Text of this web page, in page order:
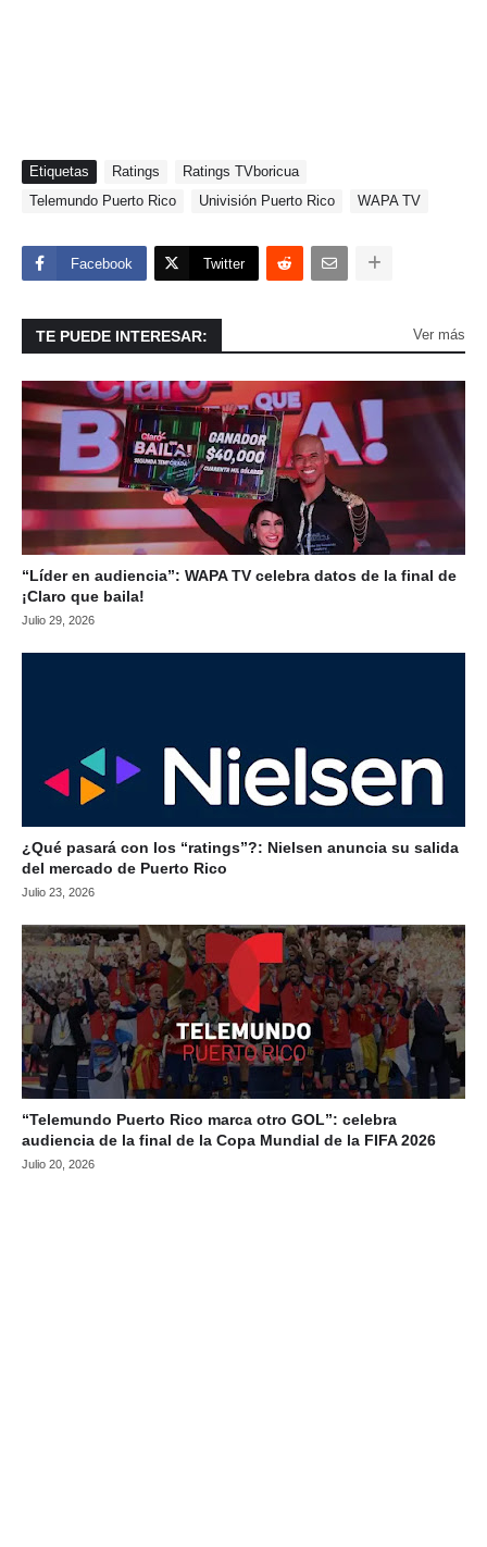
Etiquetas Ratings
Ratings TVboricua
Telemundo Puerto Rico
Univisión Puerto Rico WAPA TV
Facebook Twitter
TE PUEDE INTERESAR: Ver más
“Líder en audiencia”: WAPA TV celebra datos de la final de
¡Claro que baila!
Julio 29, 2026
¿Qué pasará con los “ratings”?: Nielsen anuncia su salida
del mercado de Puerto Rico
Julio 23, 2026
“Telemundo Puerto Rico marca otro GOL”: celebra
audiencia de la final de la Copa Mundial de la FIFA 2026
Julio 20, 2026